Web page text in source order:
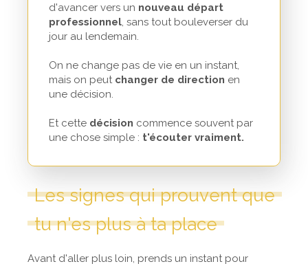
d'avancer vers un nouveau départ
professionnel, sans tout bouleverser du
jour au lendemain.
On ne change pas de vie en un instant,
mais on peut changer de direction en
une décision.
Et cette décision commence souvent par
une chose simple : t'écouter vraiment.
Les signes qui prouvent que
tu n'es plus à ta place
Avant d'aller plus loin, prends un instant pour